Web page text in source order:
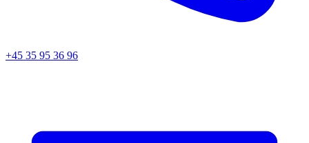
+45 35 95 36 96